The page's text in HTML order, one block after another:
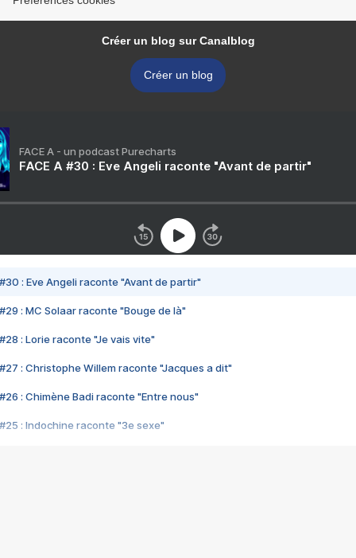
Créer un blog sur Canalblog
Créer un blog
FACE A - un podcast Purecharts
FACE A #30 : Eve Angeli raconte "Avant de partir"
#30 : Eve Angeli raconte "Avant de partir"
#29 : MC Solaar raconte "Bouge de là"
#28 : Lorie raconte "Je vais vite"
#27 : Christophe Willem raconte "Jacques a dit"
#26 : Chimène Badi raconte "Entre nous"
#25 : Indochine raconte "3e sexe"